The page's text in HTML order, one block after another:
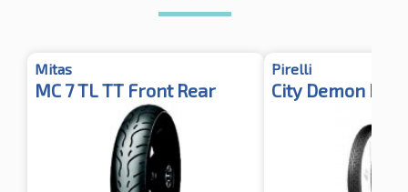
Mitas
MC 7 TL TT Front Rear
Pirelli
City Demon Rear